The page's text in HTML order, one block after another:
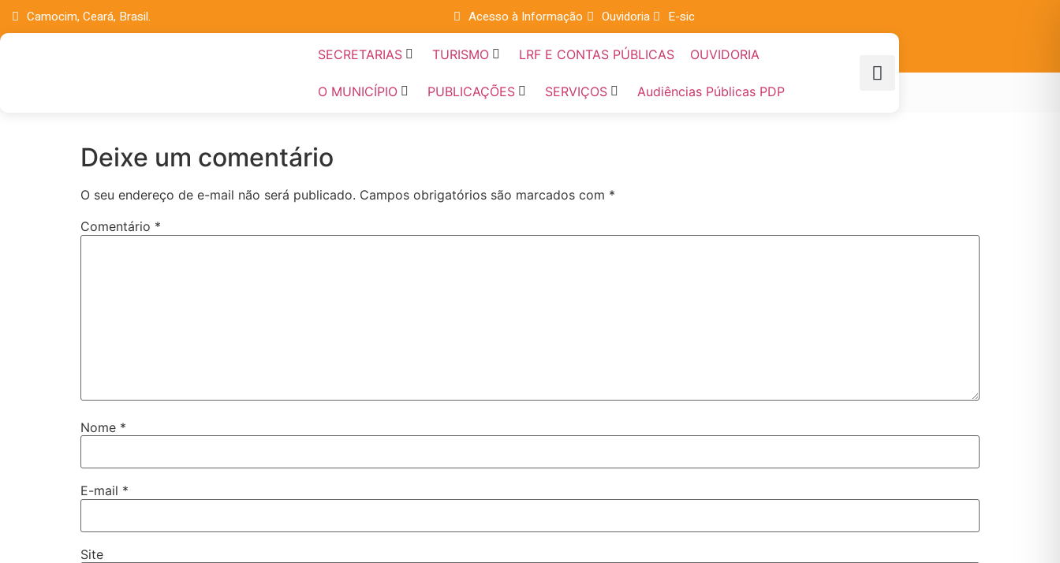
Camocim, Ceará, Brasil. Acesso à Informação Ouvidoria E-sic
SECRETARIAS TURISMO LRF E CONTAS PÚBLICAS OUVIDORIA
O MUNICÍPIO PUBLICAÇÕES SERVIÇOS Audiências Públicas PDP
Deixe um comentário
O seu endereço de e-mail não será publicado. Campos obrigatórios são marcados com *
Comentário *
Nome *
E-mail *
Site